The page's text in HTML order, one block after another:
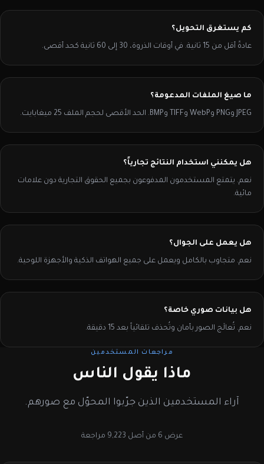
كم يستغرق التحويل؟
عادةً أقل من 15 ثانية. في أوقات الذروة، 30 إلى 60 ثانية كحد أقصى.
ما صيغ الملفات المدعومة؟
JPEG وPNG وWebP وTIFF وBMP. الحد الأقصى لحجم الملف 25 ميغابايت.
هل يمكنني استخدام النتائج تجارياً؟
نعم. يتمتع المستخدمون المدفوعون بجميع الحقوق التجارية دون علامات
مائية.
هل يعمل على الجوال؟
نعم. متجاوب بالكامل ويعمل على جميع الهواتف الذكية والأجهزة اللوحية.
هل بيانات صوري خاصة؟
نعم. تُعالَج الصور بأمان وتُحذف تلقائياً بعد 15 دقيقة.
مراجعات المستخدمين
ماذا يقول الناس
آراء المستخدمين الذين جرّبوا المحوّل مع صورهم.
عرض 6 من أصل 9,223 مراجعة